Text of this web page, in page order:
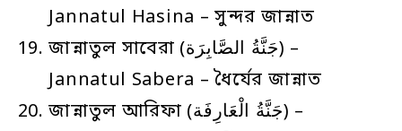
Jannatul Hasina – সুন্দর জান্নাত
জান্নাতুল সাবেরা (جَنَّةُ الصَّابِرَة) –
Jannatul Sabera – ধৈর্যের জান্নাত
জান্নাতুল আরিফা (جَنَّةُ الْعَارِفَة) –